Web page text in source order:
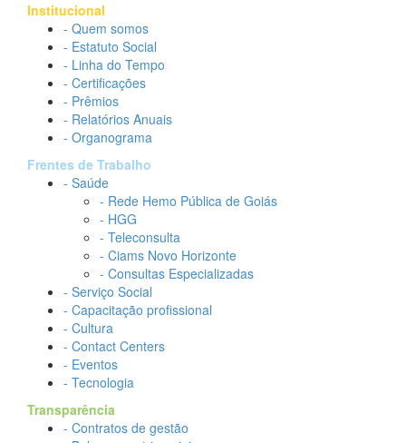
Institucional
- Quem somos
- Estatuto Social
- Linha do Tempo
- Certificações
- Prêmios
- Relatórios Anuais
- Organograma
Frentes de Trabalho
- Saúde
- Rede Hemo Pública de Goiás
- HGG
- Teleconsulta
- Ciams Novo Horizonte
- Consultas Especializadas
- Serviço Social
- Capacitação profissional
- Cultura
- Contact Centers
- Eventos
- Tecnologia
Transparência
- Contratos de gestão